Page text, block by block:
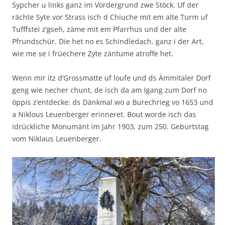
Sypcher u links ganz im Vordergrund zwe Stöck. Uf der
rächte Syte vor Strass isch d Chiuche mit em alte Turm uf
Tufffstei z’gseh, zäme mit em Pfarrhus und der alte
Pfrundschür. Die het no es Schindledach, ganz i der Art,
wie me se i früechere Zyte zäntume atroffe het.
Wenn mir itz d’Grossmatte uf loufe und ds Ämmitaler Dorf
geng wie necher chunt, de isch da am Igang zum Dorf no
öppis z’entdecke: ds Dänkmal wo a Burechrieg vo 1653 und
a Niklous Leuenberger erinneret. Bout worde isch das
idrückliche Monumänt im Jahr 1903, zum 250. Geburtstag
vom Niklaus Leuenberger.